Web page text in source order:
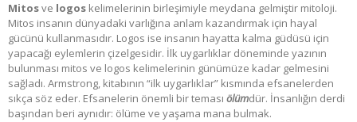
Mitosve logos kelimelerinin birleşimiyle meydana gelmiştir mitoloji.
Mitos insanın dünyadaki varlığına anlam kazandırmak için hayal
gücünü kullanmasıdır. Logos ise insanın hayatta kalma güdüsü için
yapacağı eylemlerin çizelgesidir. İlk uygarlıklar döneminde yazının
bulunması mitos ve logos kelimelerinin günümüze kadar gelmesini
sağladı. Armstrong, kitabının “ilk uygarlıklar” kısmında efsanelerden
sıkça söz eder. Efsanelerin önemli bir teması ölümdür. İnsanlığın derdi
başından beri aynıdır: ölüme ve yaşama mana bulmak.